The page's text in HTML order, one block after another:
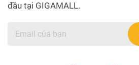
đầu tại GIGAMALL.